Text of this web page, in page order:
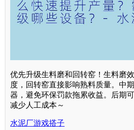
优先升级生料磨和回转窑！生料磨
度，回转窑直接影响熟料质量。中
器，避免环保罚款拖累收益。后期
减少人工成本～
水泥厂游戏搭子